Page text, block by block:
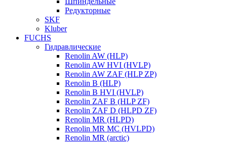
Редукторные
SKF
Kluber
FUCHS
Гидравлические
Renolin AW (HLP)
Renolin AW HVI (HVLP)
Renolin AW ZAF (HLP ZP)
Renolin B (HLP)
Renolin B HVI (HVLP)
Renolin ZAF B (HLP ZF)
Renolin ZAF D (HLPD ZF)
Renolin MR (HLPD)
Renolin MR MC (HVLPD)
Renolin MR (arctic)